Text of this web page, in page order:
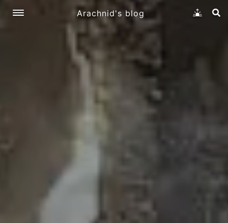
Arachnid's blog